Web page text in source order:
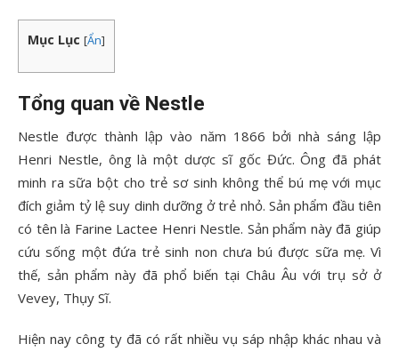
Mục Lục [Ẩn]
Tổng quan về Nestle
Nestle được thành lập vào năm 1866 bởi nhà sáng lập
Henri Nestle, ông là một dược sĩ gốc Đức. Ông đã phát
minh ra sữa bột cho trẻ sơ sinh không thể bú mẹ với mục
đích giảm tỷ lệ suy dinh dưỡng ở trẻ nhỏ. Sản phẩm đầu tiên
có tên là Farine Lactee Henri Nestle. Sản phẩm này đã giúp
cứu sống một đứa trẻ sinh non chưa bú được sữa mẹ. Vì
thế, sản phẩm này đã phổ biến tại Châu Âu với trụ sở ở
Vevey, Thụy Sĩ.
Hiện nay công ty đã có rất nhiều vụ sáp nhập khác nhau và